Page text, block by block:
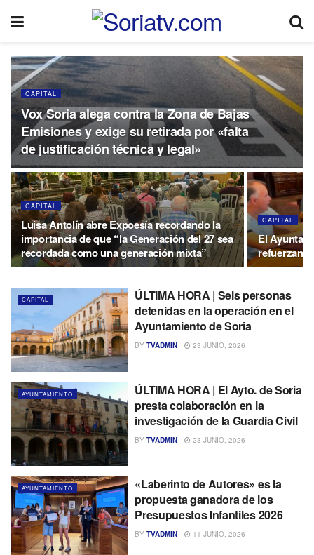
CAPITAL
Vox Soria alega contra la Zona de Bajas
Emisiones y exige su retirada por «falta
de justificación técnica y legal»
CAPITAL
Luisa Antolín abre Expoesía recordando la
importancia de que “la Generación del 27 sea
recordada como una generación mixta”
CAPITAL
El
refuerzan
CAPITAL
ÚLTIMA HORA | Seis personas
detenidas en la operación en el
Ayuntamiento de Soria
BY TVADMIN 23 JUNIO, 2026
AYUNTAMIENTO
ÚLTIMA HORA | El Ayto. de Soria
presta colaboración en la
investigación de la Guardia Civil
BY TVADMIN 23 JUNIO, 2026
AYUNTAMIENTO
«Laberinto de Autores» es la
propuesta ganadora de los
Presupuestos Infantiles 2026
BY TVADMIN 11 JUNIO, 2026